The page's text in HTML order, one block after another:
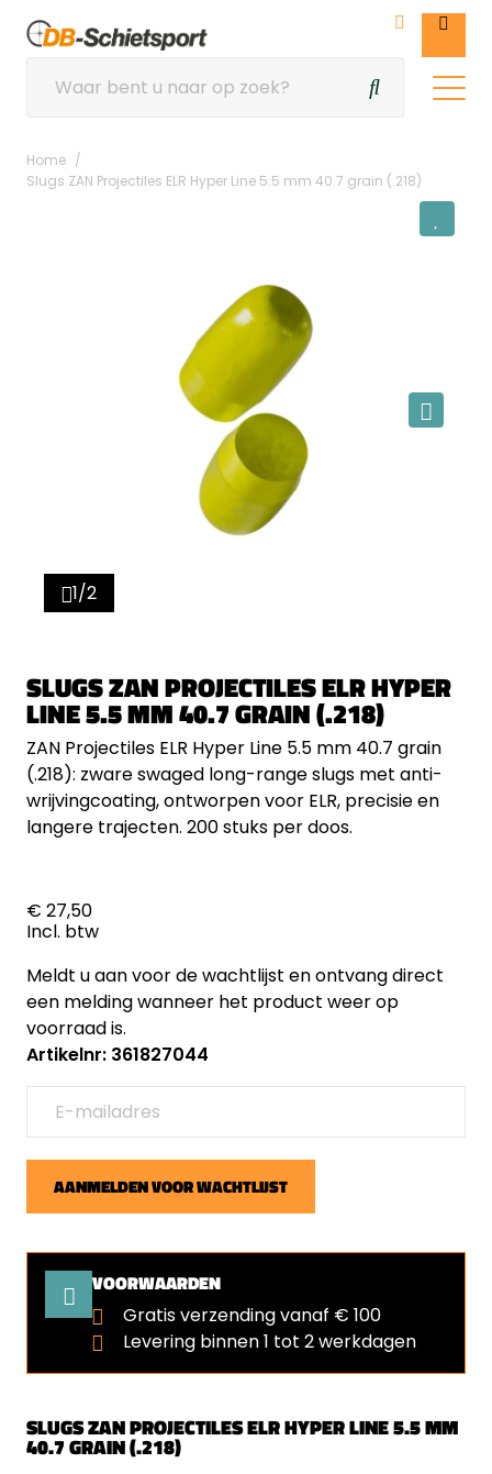
Home
Slugs ZAN Projectiles ELR Hyper Line 5.5 mm 40.7 grain (.218)
SLUGS ZAN PROJECTILES ELR HYPER LINE 5.5 MM
40.7 GRAIN (.218)
1/2
SLUGS ZAN PROJECTILES ELR HYPER
LINE 5.5 MM 40.7 GRAIN (.218)
ZAN Projectiles ELR Hyper Line 5.5 mm 40.7 grain
(.218): zware swaged long-range slugs met anti-
wrijvingcoating, ontworpen voor ELR, precisie en
langere trajecten. 200 stuks per doos.
€ 27,50
Incl. btw
Meldt u aan voor de wachtlijst en ontvang direct
een melding wanneer het product weer op
voorraad is.
Artikelnr: 361827044
AANMELDEN VOOR WACHTLIJST
VOORWAARDEN
Gratis verzending vanaf € 100
Levering binnen 1 tot 2 werkdagen